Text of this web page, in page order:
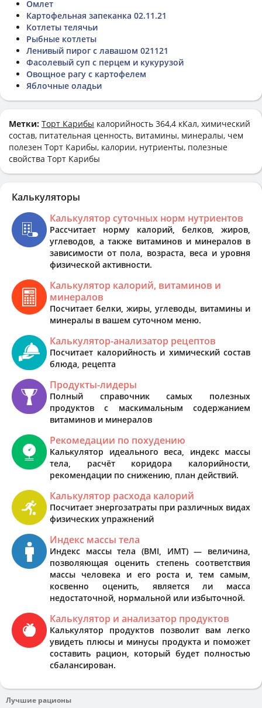
Омлет
Картофельная запеканка 02.11.21
Котлеты телячьи
Рыбные котлеты
Ленивый пирог с лавашом 021121
Фасолевый суп с перцем и кукурузой
Овощное рагу с картофелем
Яблочные оладьи
Метки: Торт Карибы калорийность 364,4 кКал, химический
состав, питательная ценность, витамины, минералы, чем
полезен Торт Карибы, калории, нутриенты, полезные
свойства Торт Карибы
Калькуляторы
Калькулятор суточных норм нутриентов
Рассчитает норму калорий, белков, жиров,
углеводов, а также витаминов и минералов в
зависимости от пола, возраста, веса и уровня
физической активности.
Калькулятор калорий, витаминов и
минералов
Посчитает белки, жиры, углеводы, витамины и
минералы в вашем суточном меню.
Калькулятор-анализатор рецептов
Посчитает калорийность и химический состав
блюда, рецепта
Продукты-лидеры
Полный справочник самых полезных
продуктов с маскимальным содержанием
витаминов и минералов
Рекомедации по похудению
Калькулятор идеального веса, индекс массы
тела, расчёт коридора калорийности,
рекомендации по снижению, план действий.
Калькулятор расхода калорий
Посчитает энергозатраты при различных видах
физических упражнений
Индекс массы тела
Индекс массы тела (BMI, ИМТ) — величина,
позволяющая оценить степень соответствия
массы человека и его роста и, тем самым,
косвенно оценить, является ли масса
недостаточной, нормальной или избыточной.
Калькулятор и анализатор продуктов
Калькулятор продуктов позволит вам легко
увидеть плюсы и минусы продукта и поможет
составить рацион, который будет полностью
сбалансирован.
Лучшие рационы